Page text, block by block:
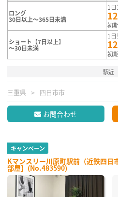
ロング
30日以上～365日未満
1
初
ショート【7日以上】
～30日未満
1
初
駅近
三重県 四日市市
お問合わせ
キャンペーン
Kマンスリー川原町駅前（近鉄四日
部屋】(No.483590)